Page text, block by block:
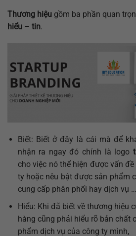
Thương hiệu gồm ba phần quan
hiểu – tin.
Biết: Biết ở đây là cái mà để
nhận ra ngay đó chính là logo
cho việc nó thể hiện được vấn
ty hoặc nêu bật được sản phẩm
cung cấp phân phối hay dịch vụ
Hiểu: Khi đã biết về thương hiệu
hàng cũng phải hiểu rõ bản chất
phẩm dịch vụ của công ty mình,